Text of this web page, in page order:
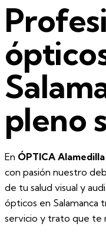
pleno
En ÓPTICA Alamedilla
con pasión nuestro
de tu salud visual y
ópticos en Salamanca
servicio y trato que te